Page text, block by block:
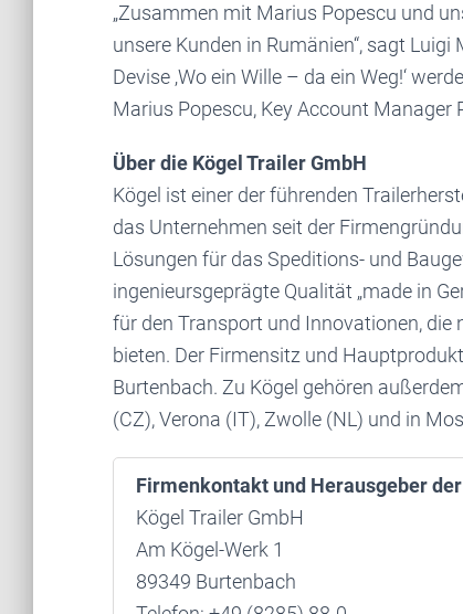
„Zusammen mit Marius Popescu und
unsere Kunden in Rumänien“, sagt
Devise ‚Wo ein Wille – da ein Weg!‘
Marius Popescu, Key Account Manager
Über die Kögel Trailer GmbH
Kögel ist einer der führenden
das Unternehmen seit der
Lösungen für das Speditions- und
ingenieursgeprägte Qualität „made in
für den Transport und Innovationen,
bieten. Der Firmensitz und
Burtenbach. Zu Kögel gehören
(CZ), Verona (IT), Zwolle (NL) und in
Firmenkontakt und Herausgeber
Kögel Trailer GmbH
Am Kögel-Werk 1
89349 Burtenbach